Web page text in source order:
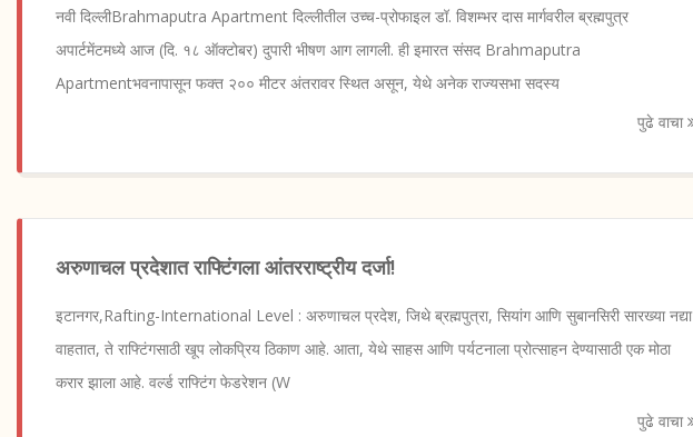
नवी दिल्लीBrahmaputra Apartment दिल्लीतील उच्च-प्रोफाइल डॉ. विशम्भर दास मार्गवरील ब्रह्मपुत्र
अपार्टमेंटमध्ये आज (दि. १८ ऑक्टोबर) दुपारी भीषण आग लागली. ही इमारत संसद Brahmaputra
Apartmentभवनापासून फक्त २०० मीटर अंतरावर स्थित असून, येथे अनेक राज्यसभा सदस्य
पुढे वाचा
अरुणाचल प्रदेशात राफ्टिंगला आंतरराष्ट्रीय दर्जा!
इटानगर,Rafting-International Level : अरुणाचल प्रदेश, जिथे ब्रह्मपुत्रा, सियांग आणि सुबानसिरी सारख्या नद्या
वाहतात, ते राफ्टिंगसाठी खूप लोकप्रिय ठिकाण आहे. आता, येथे साहस आणि पर्यटनाला प्रोत्साहन देण्यासाठी एक मोठा
करार झाला आहे. वर्ल्ड राफ्टिंग फेडरेशन (W
पुढे वाचा